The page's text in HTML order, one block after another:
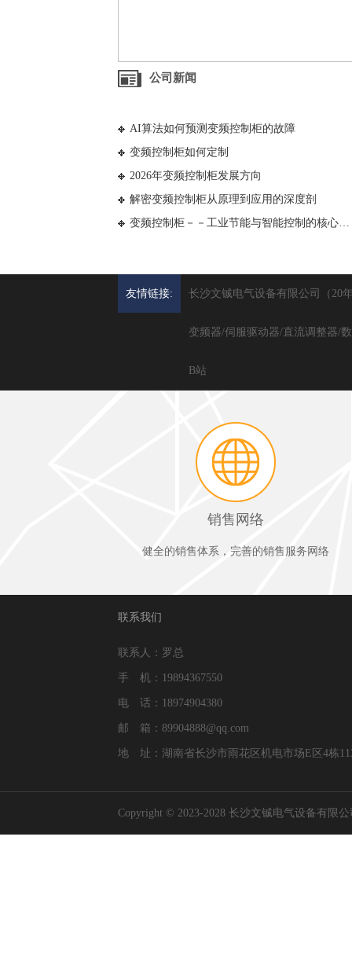
公司新闻
AI算法如何预测变频控制柜的故障
变频控制柜如何定制
2026年变频控制柜发展方向
解密变频控制柜从原理到应用的深度剖
变频控制柜－－工业节能与智能控制的核心引擎
友情链接: 长沙文铖电气设备有限公司（20
变频器/伺服驱动器/直流调整器/
B站
销售网络
健全的销售体系，完善的销售服务网络
联系我们
联系人：罗总
手 机：19894367550
电 话：18974904380
邮 箱：89904888@qq.com
地 址：湖南省长沙市雨花区机电市场E区4栋
Copyright © 2023-2028 长沙文铖电气设备有限